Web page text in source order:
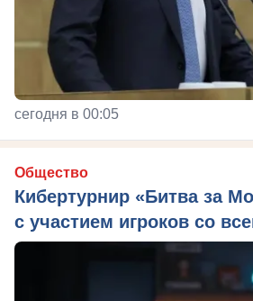
сегодня в 00:05
Общество
Кибертурнир «Битва за
с участием игроков со